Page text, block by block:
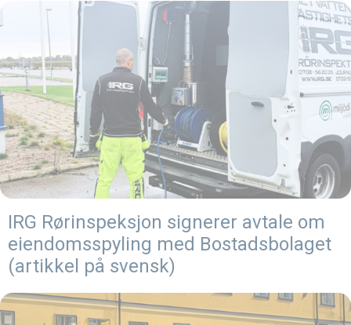
IRG Rørinspeksjon signerer avtale om
eiendomsspyling med Bostadsbolaget
(artikkel på svensk)